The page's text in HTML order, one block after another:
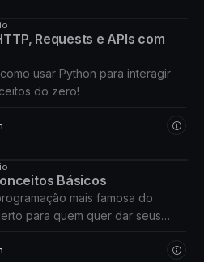
Requests e APIs com
usar Python para interagir
do zero!
Básicos
mais famosa do
para quem quer dar seus